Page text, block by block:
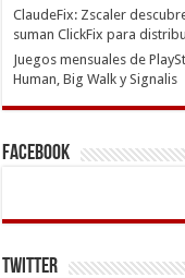
ClaudeFix: Zscaler
suman ClickFix para
Juegos mensuales de
Human, Big Walk y Signalis
Facebook
Twitter